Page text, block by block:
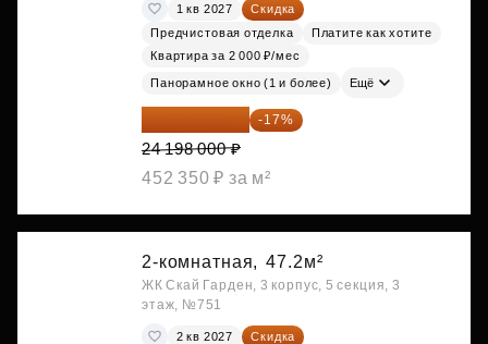
1 кв 2027
Скидка
Предчистовая отделка
Платите как хотите
Квартира за 2 000 ₽/мес
Панорамное окно (1 и более) Ещё
20 084 340 ₽ -17%
24 198 000 ₽
452 350 ₽ за м²
2-комнатная, 47.2м²
ЖК Скай Гарден, 3 корпус, 5 секция, 3
этаж, №751
2 кв 2027 Скидка